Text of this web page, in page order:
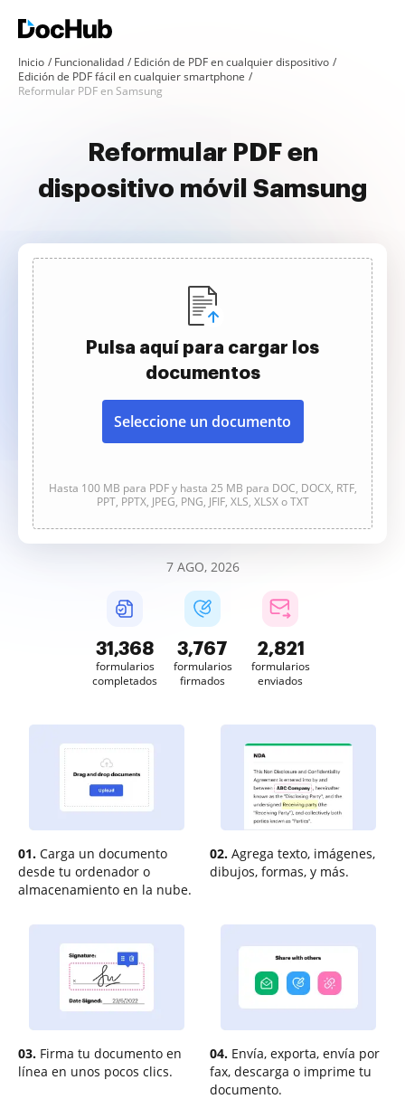
Inicio Funcionalidad
Edición de PDF en cualquier dispositivo
Edición de PDF fácil en cualquier smartphone
Reformular PDF en Samsung
Reformular PDF en
dispositivo móvil Samsung
Pulsa aquí para cargar los
documentos
Seleccione un documento
Hasta 100 MB para PDF y hasta 25 MB para DOC, DOCX, RTF,
PPT, PPTX, JPEG, PNG, JFIF, XLS, XLSX o TXT
7 AGO, 2026
31,369
formularios
completados
3,767
formularios
firmados
2,821
formularios
enviados
01. Carga un documento
desde tu ordenador o
almacenamiento en la nube.
02. Agrega texto, imágenes,
dibujos, formas, y más.
03. Firma tu documento en
línea en unos pocos clics.
04. Envía, exporta, envía por
fax, descarga o imprime tu
documento.